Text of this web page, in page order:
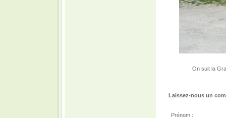
On suit la
Laissez-nous un
Prénom :